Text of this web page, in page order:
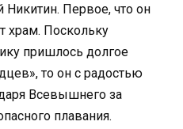
Никитин. Первое, что он
храм. Поскольку
пришлось долгое
то он с радостью
Всевышнего за
плавания.